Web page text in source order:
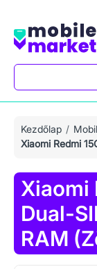
Kezdőlap
Xiaomi Redmi
Xiaomi
Dual-
RAM